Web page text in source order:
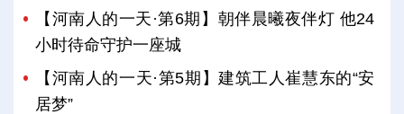
【河南人的一天·第6期】朝伴晨曦夜伴灯 他24
小时待命守护一座城
【河南人的一天·第5期】建筑工人崔慧东的“安
居梦”